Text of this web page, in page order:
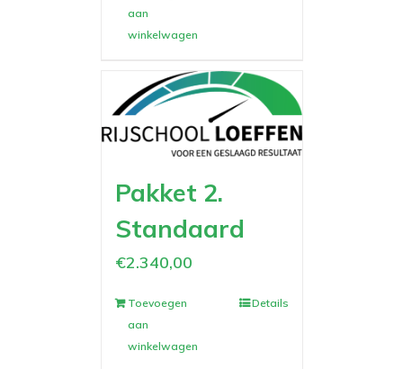
aan
winkelwagen
Pakket 2.
Standaard
€2.340,00
Toevoegen
aan
winkelwagen
Details